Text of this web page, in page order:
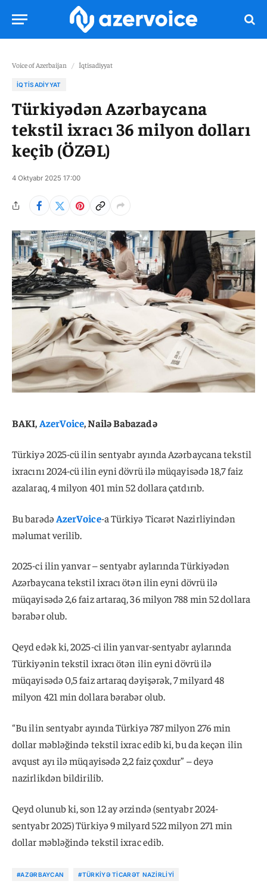
Voice of Azerbaijan / İqtisadiyyat
İQTISADIYYAT
Türkiyədən Azərbaycana
tekstil ixracı 36 milyon dolları
keçib (ÖZƏL)
4 Oktyabr 2025 17:00
BAKI,AzerVoice, Nailə Babazadə
Türkiyə 2025-cü ilin sentyabr ayında Azərbaycana tekstil
ixracını 2024-cü ilin eyni dövrü ilə müqayisədə 18,7 faiz
azalaraq, 4 milyon 401 min 52 dollara çatdırıb.
Bu barədəAzerVoice-a Türkiyə Ticarət Nazirliyindən
məlumat verilib.
2025-ci ilin yanvar – sentyabr aylarında Türkiyədən
Azərbaycana tekstil ixracı ötən ilin eyni dövrü ilə
müqayisədə 2,6 faiz artaraq, 36 milyon 788 min 52 dollara
bərabər olub.
Qeyd edək ki, 2025-ci ilin yanvar-sentyabr aylarında
Türkiyənin tekstil ixracı ötən ilin eyni dövrü ilə
müqayisədə 0,5 faiz artaraq dəyişərək, 7 milyard 48
milyon 421 min dollara bərabər olub.
“Bu ilin sentyabr ayında Türkiyə 787 milyon 276 min
dollar məbləğində tekstil ixrac edib ki, bu da keçən ilin
avqust ayı ilə müqayisədə 2,2 faiz çoxdur” – deyə
nazirlikdən bildirilib.
Qeyd olunub ki, son 12 ay ərzində (sentyabr 2024-
sentyabr 2025) Türkiyə 9 milyard 522 milyon 271 min
dollar məbləğində tekstil ixrac edib.
#AZƏRBAYCAN #TÜRKIYƏ TICARƏT NAZIRLIYI